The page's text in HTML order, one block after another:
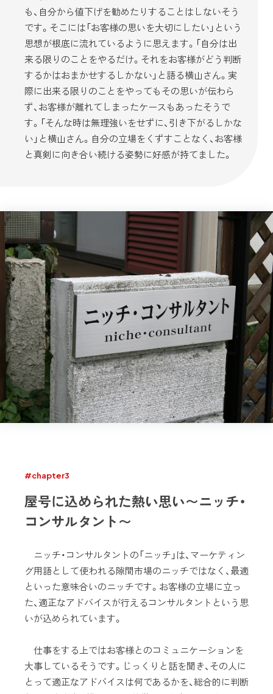
も、自分から値下げを勧めたりすることはしないそう
です。そこには「お客様の思いを大切にしたい」という
思想が根底に流れているように思えます。「自分は出
来る限りのことをやるだけ。それをお客様がどう判断
するかはおまかせするしかない」と語る横山さん。実
際に出来る限りのことをやってもその思いが伝わら
ず、お客様が離れてしまったケースもあったそうで
す。「そんな時は無理強いをせずに、引き下がるしかな
い」と横山さん。自分の立場をくずすことなく、お客様
と真剣に向き合い続ける姿勢に好感が持てました。
#chapter3
屋号に込められた熱い思い〜ニッチ・
コンサルタント〜
ニッチ・コンサルタントの「ニッチ」は、マーケティン
グ用語として使われる隙間市場のニッチではなく、最適
といった意味合いのニッチです。お客様の立場に立っ
た、適正なアドバイスが行えるコンサルタントという思
いが込められています。
仕事をする上ではお客様とのコミュニケーションを
大事しているそうです。じっくりと話を聞き、その人に
とって適正なアドバイスは何であるかを、総合的に判断